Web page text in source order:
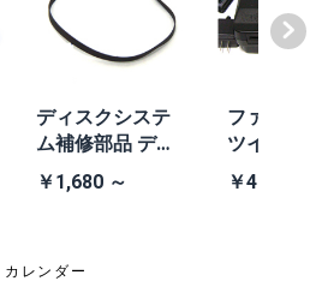
ディスクシステ
ム補修部品 ディ
スクシステム用
交換ベルト
￥1,680 ～
ファミコ
ツインフ
ン本体
黒・連射
￥41,980
カレンダー